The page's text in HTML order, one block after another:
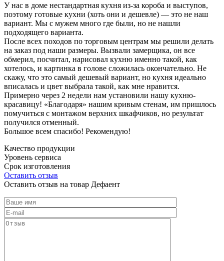
У нас в доме нестандартная кухня из-за короба и выступов,
поэтому готовые кухни (хоть они и дешевле) — это не наш
вариант. Мы с мужем много где были, но не нашли
подходящего варианта.
После всех походов по торговым центрам мы решили делать
на заказ под наши размеры. Вызвали замерщика, он все
обмерил, посчитал, нарисовал кухню именно такой, как
хотелось, и картинка в голове сложилась окончательно. Не
скажу, что это самый дешевый вариант, но кухня идеально
вписалась и цвет выбрала такой, как мне нравится.
Примерно через 2 недели нам установили нашу кухню-
красавицу! «Благодаря» нашим кривым стенам, им пришлось
помучиться с монтажом верхних шкафчиков, но результат
получился отменный.
Большое всем спасибо! Рекомендую!
Качество продукции
Уровень сервиса
Срок изготовления
Оставить отзыв
Оставить отзыв на товар Дефаент